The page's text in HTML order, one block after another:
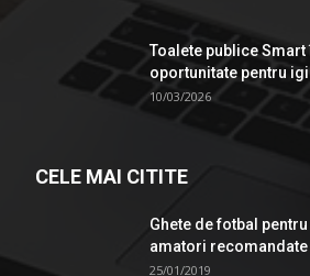
Toalete publice Smart
oportunitate pentru
10/03/2026
CELE MAI CITITE
Ghete de fotbal
amatori
25/01/2019